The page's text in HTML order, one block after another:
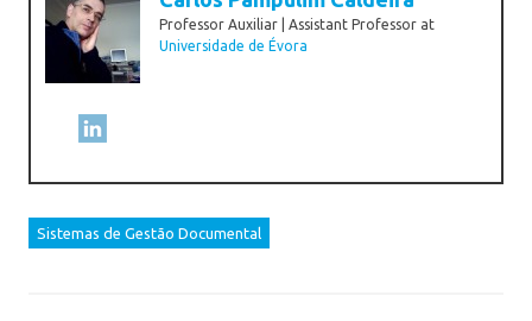
Professor Auxiliar | Assistant Professor at
Universidade de Évora
Sistemas de Gestão Documental